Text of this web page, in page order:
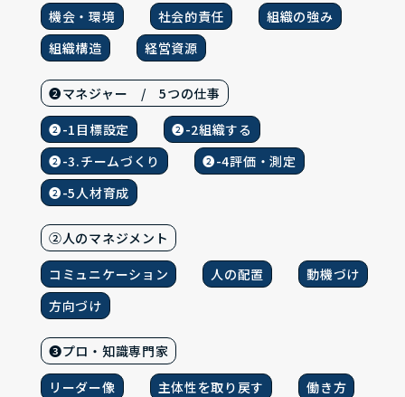
機会・環境
社会的責任
組織の強み
組織構造
経営資源
❷マネジャー / 5つの仕事
❷-1目標設定
❷-2組織する
❷-3.チームづくり
❷-4評価・測定
❷-5人材育成
②人のマネジメント
コミュニケーション
人の配置
動機づけ
方向づけ
❸プロ・知識専門家
リーダー像
主体性を取り戻す
働き方